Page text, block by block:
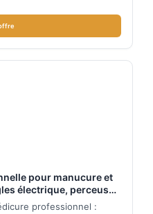
pour manucure et
électrique, perceuse
épais, cuticules et
professionnel :